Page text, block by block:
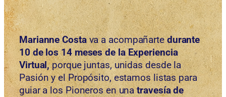
Marianne Costava a acompañartedurante
10 de los 14 meses de la Experiencia
Virtual,porque juntas, unidas desde la
Pasión y el Propósito, estamos listas para
guiar a los Pioneros en unatravesía de